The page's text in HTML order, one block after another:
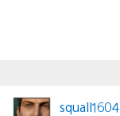
squall1604